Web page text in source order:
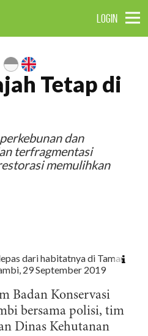
LOGIN
Tetap di
dan
terfragmentasi
memulihkan
Badan Konservasi
bersama polisi, tim
Dinas Kehutanan